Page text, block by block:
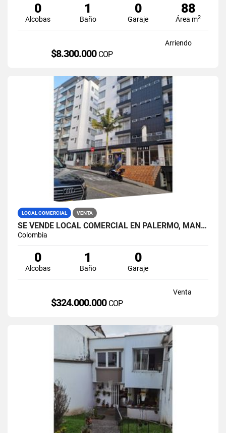
0
Alcobas
1
Baño
0
Garaje
88
Área m2
Arriendo
$8.300.000 COP
LOCAL COMERCIAL VENTA
SE VENDE LOCAL COMERCIAL EN PALERMO, MANIZALES.
Colombia
0
Alcobas
1
Baño
0
Garaje
Venta
$324.000.000 COP